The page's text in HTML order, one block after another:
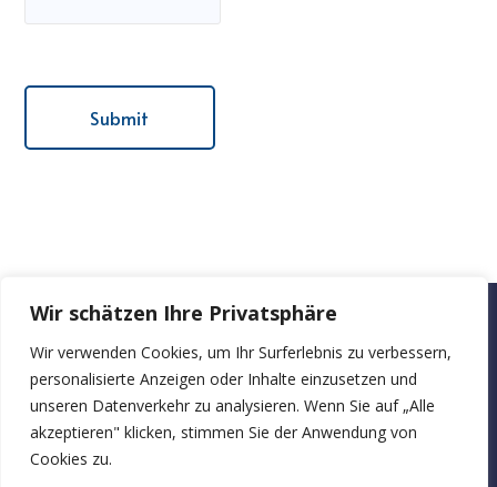
Wir schätzen Ihre Privatsphäre
Wir verwenden Cookies, um Ihr Surferlebnis zu verbessern,
personalisierte Anzeigen oder Inhalte einzusetzen und
unseren Datenverkehr zu analysieren. Wenn Sie auf „Alle
akzeptieren" klicken, stimmen Sie der Anwendung von
Cookies zu.
bueroraeume-zu-
mieten.at
StartseiteÜber
uns
BlogKontakt